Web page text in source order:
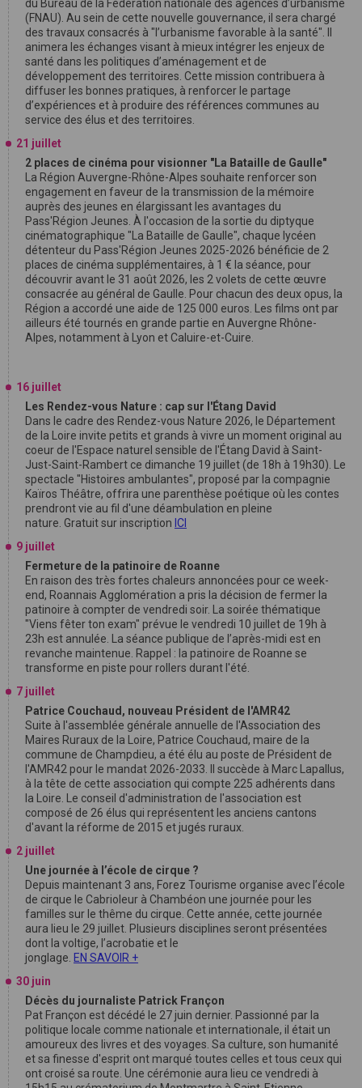
du Bureau de la Fédération nationale des agences d’urbanisme
(FNAU). Au sein de cette nouvelle gouvernance, il sera chargé
des travaux consacrés à "l’urbanisme favorable à la santé". Il
animera les échanges visant à mieux intégrer les enjeux de
santé dans les politiques d’aménagement et de
développement des territoires. Cette mission contribuera à
diffuser les bonnes pratiques, à renforcer le partage
d’expériences et à produire des références communes au
service des élus et des territoires.
21 juillet
2 places de cinéma pour visionner "La Bataille de Gaulle"
La Région Auvergne-Rhône-Alpes souhaite renforcer son
engagement en faveur de la transmission de la mémoire
auprès des jeunes en élargissant les avantages du
Pass'Région Jeunes. À l'occasion de la sortie du diptyque
cinématographique "La Bataille de Gaulle", chaque lycéen
détenteur du Pass'Région Jeunes 2025-2026 bénéficie de 2
places de cinéma supplémentaires, à 1 € la séance, pour
découvrir avant le 31 août 2026, les 2 volets de cette œuvre
consacrée au général de Gaulle. Pour chacun des deux opus, la
Région a accordé une aide de 125 000 euros. Les films ont par
ailleurs été tournés en grande partie en Auvergne Rhône-
Alpes, notamment à Lyon et Caluire-et-Cuire.
16 juillet
Les Rendez-vous Nature : cap sur l'Étang David
Dans le cadre des Rendez-vous Nature 2026, le Département
de la Loire invite petits et grands à vivre un moment original au
coeur de l'Espace naturel sensible de l'Étang David à Saint-
Just-Saint-Rambert ce dimanche 19 juillet (de 18h à 19h30). Le
spectacle "Histoires ambulantes", proposé par la compagnie
Kaïros Théâtre, offrira une parenthèse poétique où les contes
prendront vie au fil d'une déambulation en pleine
nature. Gratuit sur inscription ICI
9 juillet
Fermeture de la patinoire de Roanne
En raison des très fortes chaleurs annoncées pour ce week-
end, Roannais Agglomération a pris la décision de fermer la
patinoire à compter de vendredi soir. La soirée thématique
"Viens fêter ton exam" prévue le vendredi 10 juillet de 19h à
23h est annulée. La séance publique de l’après-midi est en
revanche maintenue. Rappel : la patinoire de Roanne se
transforme en piste pour rollers durant l'été.
7 juillet
Patrice Couchaud, nouveau Président de l'AMR42
Suite à l'assemblée générale annuelle de l'Association des
Maires Ruraux de la Loire, Patrice Couchaud, maire de la
commune de Champdieu, a été élu au poste de Président de
l'AMR42 pour le mandat 2026-2033. Il succède à Marc Lapallus,
à la tête de cette association qui compte 225 adhérents dans
la Loire. Le conseil d'administration de l'association est
composé de 26 élus qui représentent les anciens cantons
d'avant la réforme de 2015 et jugés ruraux.
2 juillet
Une journée à l’école de cirque ?
Depuis maintenant 3 ans, Forez Tourisme organise avec l’école
de cirque le Cabrioleur à Chambéon une journée pour les
familles sur le thême du cirque. Cette année, cette journée
aura lieu le 29 juillet. Plusieurs disciplines seront présentées
dont la voltige, l’acrobatie et le
jonglage. EN SAVOIR +
30 juin
Décès du journaliste Patrick Françon
Pat Françon est décédé le 27 juin dernier. Passionné par la
politique locale comme nationale et internationale, il était un
amoureux des livres et des voyages. Sa culture, son humanité
et sa finesse d'esprit ont marqué toutes celles et tous ceux qui
ont croisé sa route. Une cérémonie aura lieu ce vendredi à